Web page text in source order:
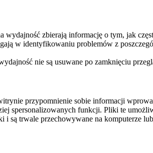
wydajność zbierają informację o tym, jak
w identyfikowaniu problemów z
nie są usuwane po zamknięciu
przypomnienie sobie informacji
spersonalizowanych funkcji. Pliki te
i są trwale przechowywane na komputerze